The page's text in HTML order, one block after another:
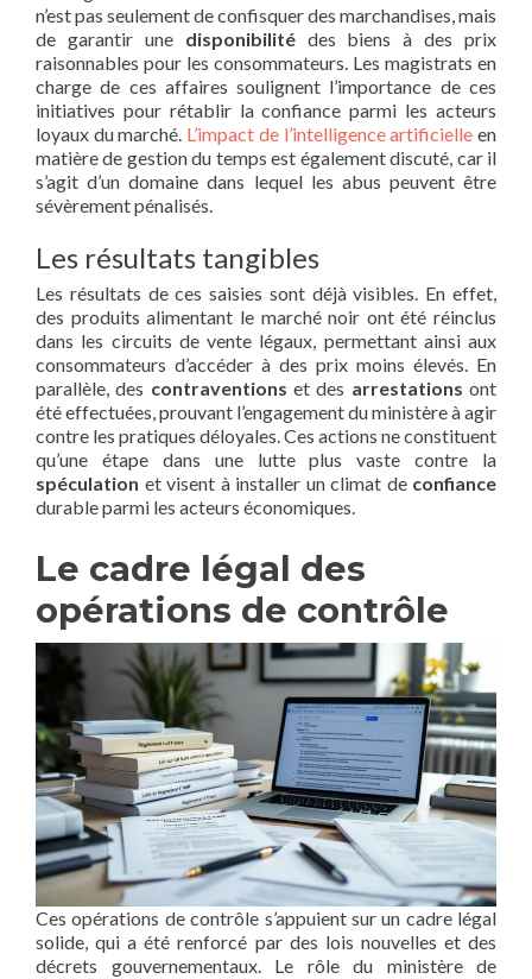
n’est pas seulement de confisquer des marchandises, mais
de garantir une disponibilitédes biens à des prix
raisonnables pour les consommateurs. Les magistrats en
charge de ces affaires soulignent l’importance de ces
initiatives pour rétablir la confiance parmi les acteurs
loyaux du marché. L’impact de l’intelligence artificielle en
matière de gestion du temps est également discuté, car il
s’agit d’un domaine dans lequel les abus peuvent être
sévèrement pénalisés.
Les résultats tangibles
Les résultats de ces saisies sont déjà visibles. En effet,
des produits alimentant le marché noir ont été réinclus
dans les circuits de vente légaux, permettant ainsi aux
consommateurs d’accéder à des prix moins élevés. En
parallèle, des contraventions et des arrestations ont
été effectuées, prouvant l’engagement du ministère à agir
contre les pratiques déloyales. Ces actions ne constituent
qu’une étape dans une lutte plus vaste contre la
spéculation et visent à installer un climat de confiance
durable parmi les acteurs économiques.
Le cadre légal des
opérations de contrôle
Ces opérations de contrôle s’appuient sur un cadre légal
solide, qui a été renforcé par des lois nouvelles et des
décrets gouvernementaux. Le rôle du ministère de